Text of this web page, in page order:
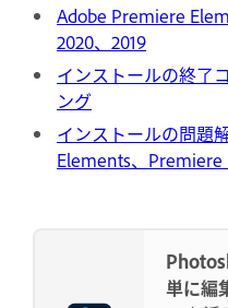
Adobe Premiere
2020、2019
インストールの終了
ング
インストールの問題
Elements、
単に編